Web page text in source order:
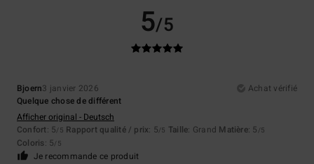
5/5
Bjoern3 janvier 2026
Achat vérifié
Quelque chose de différent
Afficher original - Deutsch
Confort: 5/5 Rapport qualité / prix: 5/5 Taille: Grand Matière: 5 /5
Coloris: 5/5
Je recommande ce produit